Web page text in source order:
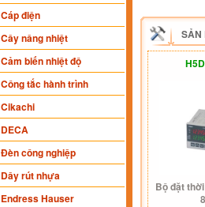
Cáp điện
Cây nâng nhiệt
Cảm biến nhiệt độ
Công tắc hành trình
Cikachi
DECA
Đèn công nghiệp
Dây rút nhựa
Endress Hauser
SẢN
Bộ đặt